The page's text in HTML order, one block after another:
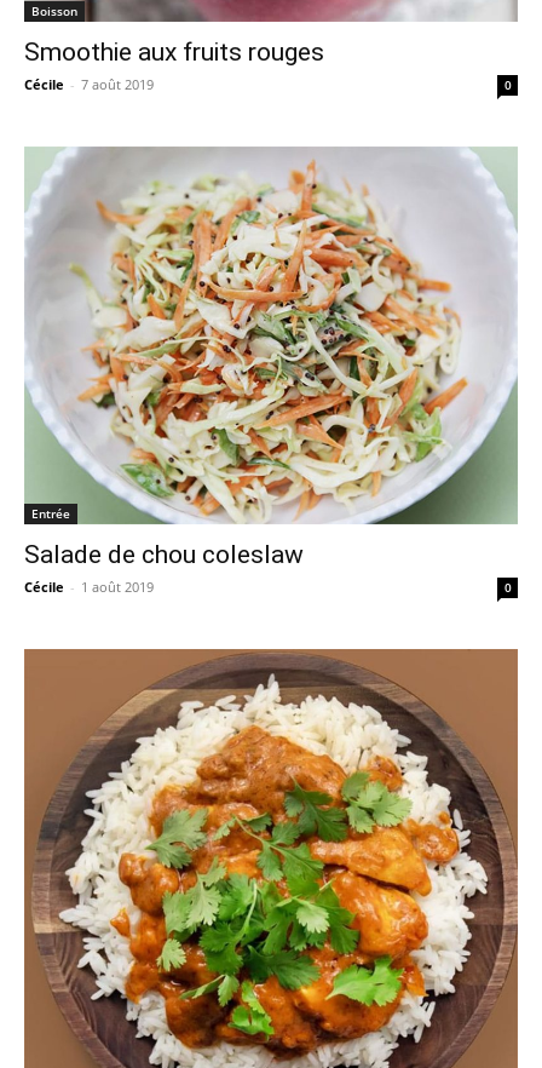
Boisson
Smoothie aux fruits rouges
Cécile - 7 août 2019 0
Entrée
Salade de chou coleslaw
Cécile - 1 août 2019 0